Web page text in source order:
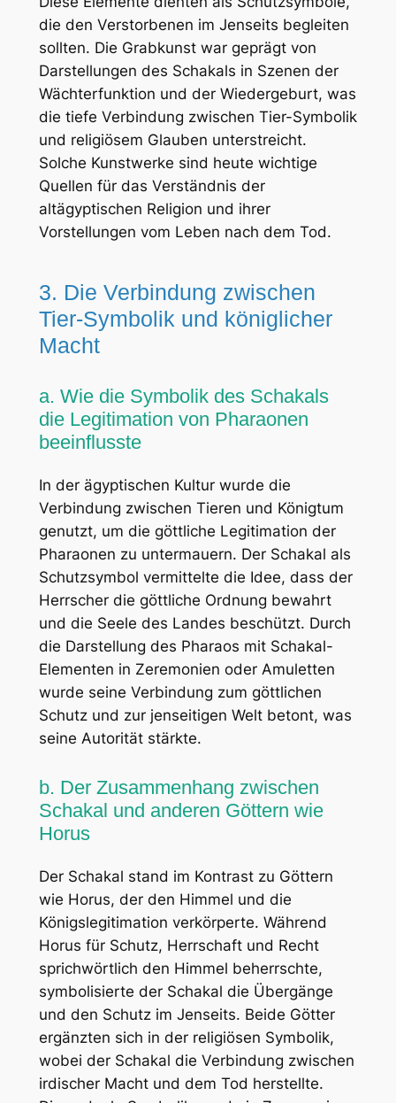
die den Verstorbenen im Jenseits begleiten
sollten. Die Grabkunst war geprägt von
Darstellungen des Schakals in Szenen der
Wächterfunktion und der Wiedergeburt, was
die tiefe Verbindung zwischen Tier-Symbolik
und religiösem Glauben unterstreicht.
Solche Kunstwerke sind heute wichtige
Quellen für das Verständnis der
altägyptischen Religion und ihrer
Vorstellungen vom Leben nach dem Tod.
3. Die Verbindung zwischen
Tier-Symbolik und königlicher
Macht
a. Wie die Symbolik des Schakals
die Legitimation von Pharaonen
beeinflusste
In der ägyptischen Kultur wurde die
Verbindung zwischen Tieren und Königtum
genutzt, um die göttliche Legitimation der
Pharaonen zu untermauern. Der Schakal als
Schutzsymbol vermittelte die Idee, dass der
Herrscher die göttliche Ordnung bewahrt
und die Seele des Landes beschützt. Durch
die Darstellung des Pharaos mit Schakal-
Elementen in Zeremonien oder Amuletten
wurde seine Verbindung zum göttlichen
Schutz und zur jenseitigen Welt betont, was
seine Autorität stärkte.
b. Der Zusammenhang zwischen
Schakal und anderen Göttern wie
Horus
Der Schakal stand im Kontrast zu Göttern
wie Horus, der den Himmel und die
Königslegitimation verkörperte. Während
Horus für Schutz, Herrschaft und Recht
sprichwörtlich den Himmel beherrschte,
symbolisierte der Schakal die Übergänge
und den Schutz im Jenseits. Beide Götter
ergänzten sich in der religiösen Symbolik,
wobei der Schakal die Verbindung zwischen
irdischer Macht und dem Tod herstellte.